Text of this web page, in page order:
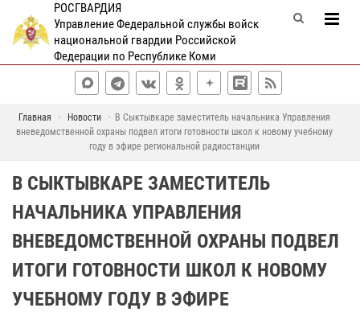
РОСГВАРДИЯ
Управление Федеральной службы войск
национальной гвардии Российской
Федерации по Республике Коми
Главная Новости
В Сыктывкаре заместитель начальника Управления
вневедомственной охраны подвел итоги готовности школ к новому учебному
году в эфире региональной радиостанции
В СЫКТЫВКАРЕ ЗАМЕСТИТЕЛЬ
НАЧАЛЬНИКА УПРАВЛЕНИЯ
ВНЕВЕДОМСТВЕННОЙ ОХРАНЫ ПОДВЕЛ
ИТОГИ ГОТОВНОСТИ ШКОЛ К НОВОМУ
УЧЕБНОМУ ГОДУ В ЭФИРЕ